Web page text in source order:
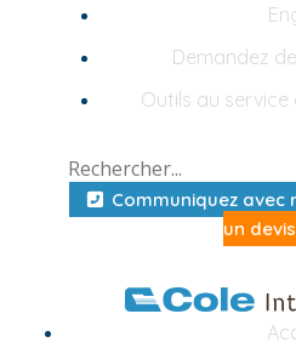
Demandez
Outils au
Communiquez avec
un devis